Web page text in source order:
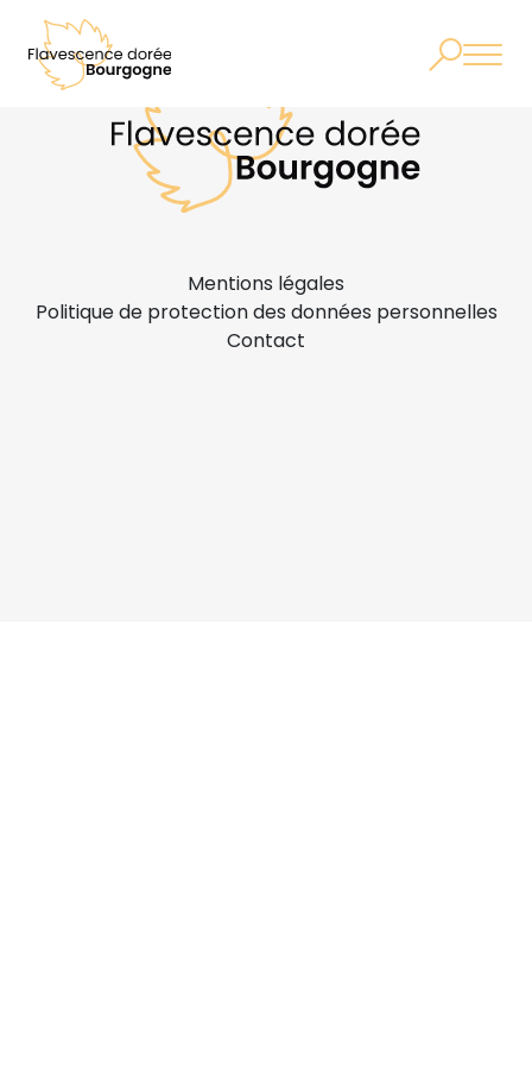
Mentions légales
Politique de protection des données personnelles
Contact